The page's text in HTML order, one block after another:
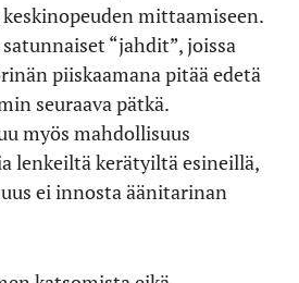
mittaamiseen.
“jahdit”, joissa
piiskaamana pitää edetä
seuraava pätkä.
myös mahdollisuus
lenkeiltä kerätyiltä esineillä,
ei innosta äänitarinan